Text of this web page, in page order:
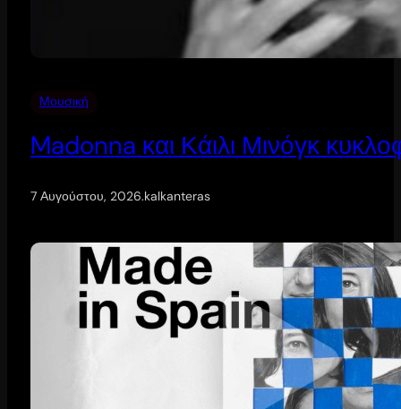
Μουσική
Madonna και Κάιλι Μινόγκ
7 Αυγούστου, 2026.kalkanteras